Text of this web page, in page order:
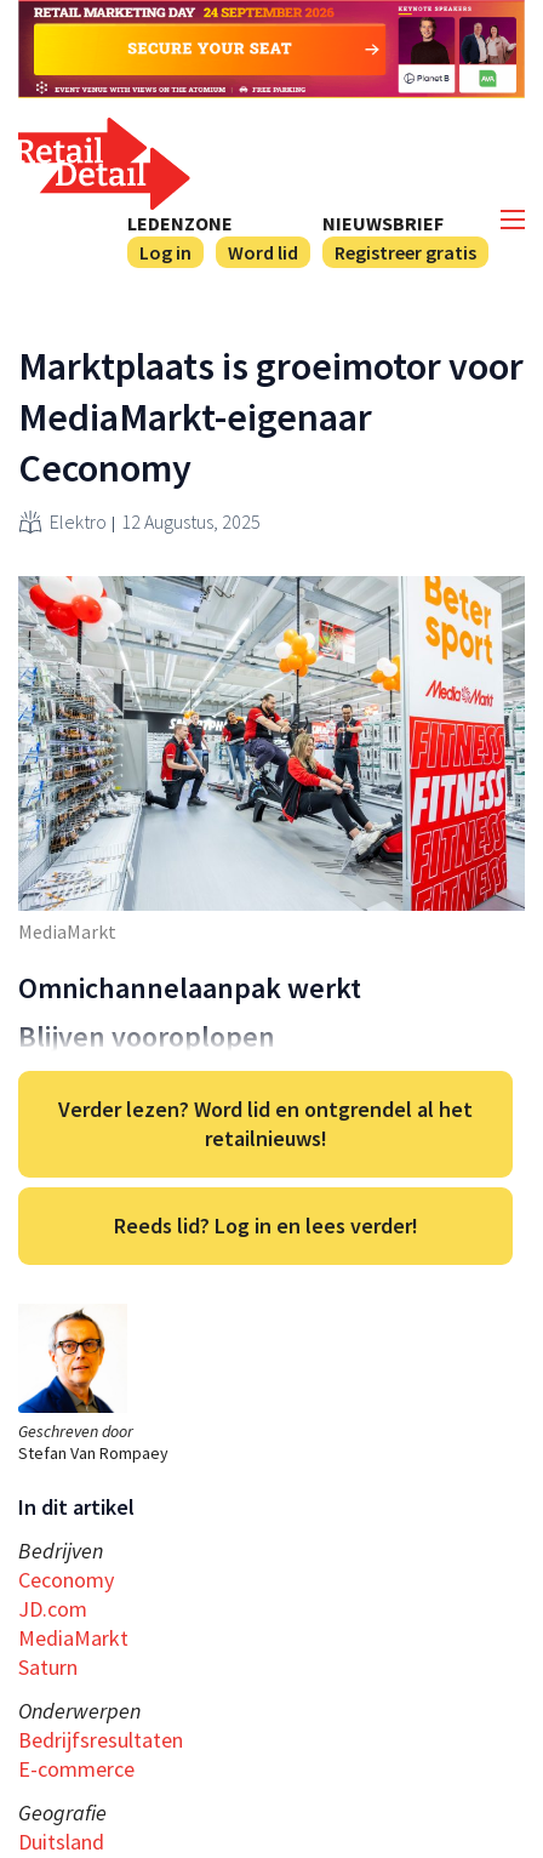
NIEUWSBRIEF
Registreer gratis
LEDENZONE
Log in
Word lid
Geschreven door
Stefan Van Rompaey
In dit artikel
Bedrijven
Ceconomy
JD.com
MediaMarkt
Saturn
Onderwerpen
Bedrijfsresultaten
E-commerce
Geografie
Duitsland
Marktplaats is groeimotor voor
MediaMarkt-eigenaar
Ceconomy
Elektro 12 Augustus, 2025
MediaMarkt
Omnichannelaanpak werkt
Blijven vooroplopen
Verder lezen? Word lid en ontgrendel al het
retailnieuws!
Reeds lid? Log in en lees verder!